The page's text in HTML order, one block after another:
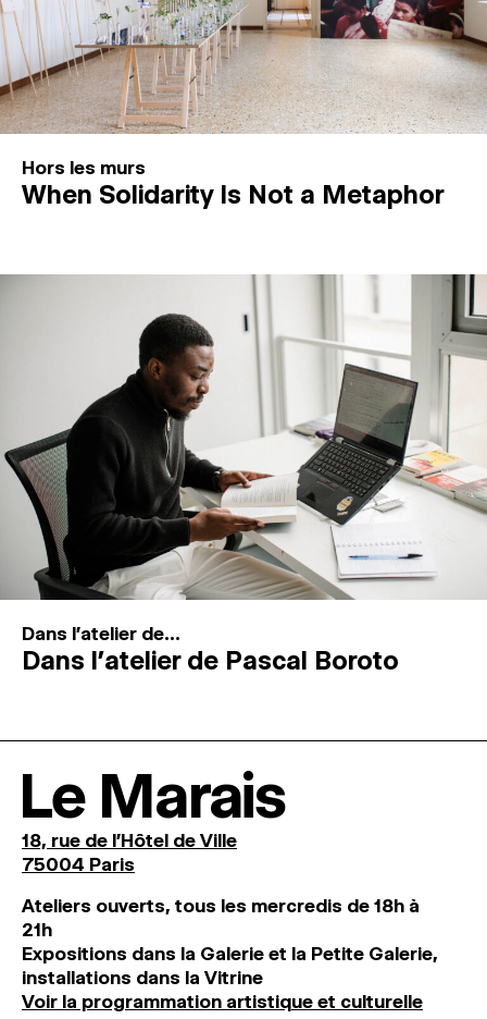
Hors les murs
When Solidarity Is Not a Metaphor
Dans l'atelier de...
Dans l’atelier de Pascal Boroto
Le Marais
18, rue de l'Hôtel de Ville
75004 Paris
Ateliers ouverts, tous les mercredis de 18h à
21h
Expositions dans la Galerie et la Petite Galerie,
installations dans la Vitrine
Voir la programmation artistique et culturelle